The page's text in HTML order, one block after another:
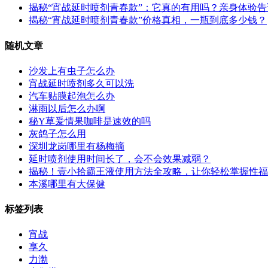
揭秘“宵战延时喷剂青春款”：它真的有用吗？亲身体验告
揭秘“宵战延时喷剂青春款”价格真相，一瓶到底多少钱？
随机文章
沙发上有虫子怎么办
宵战延时喷剂多久可以洗
汽车贴膜起泡怎么办
淋雨以后怎么办啊
秘Y草爰情果咖啡是速效的吗
灰鸽子怎么用
深圳龙岗哪里有杨梅摘
延时喷剂使用时间长了，会不会效果减弱？
揭秘！壹小拾霸王液使用方法全攻略，让你轻松掌握性
本溪哪里有大保健
标签列表
宵战
享久
力渤